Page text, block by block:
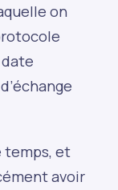
on
temps, et
avoir